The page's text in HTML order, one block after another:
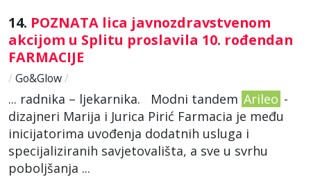
14. POZNATA lica javnozdravstvenom
akcijom u Splitu proslavila 10. rođendan
FARMACIJE
/ Go&Glow/
... radnika – ljekarnika. Modni tandem Arileo -
dizajneri Marija i Jurica Pirić Farmacia je među
inicijatorima uvođenja dodatnih usluga i
specijaliziranih savjetovališta, a sve u svrhu
poboljšanja ...